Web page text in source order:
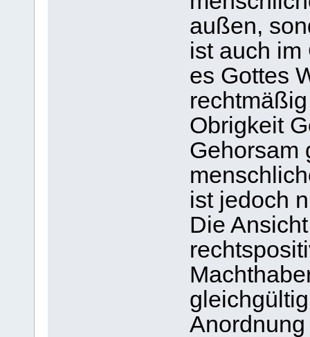
außen,
ist auch
es Gottes
Obrigkeit
Gehorsam
ist jedoch
Die
Anordnung